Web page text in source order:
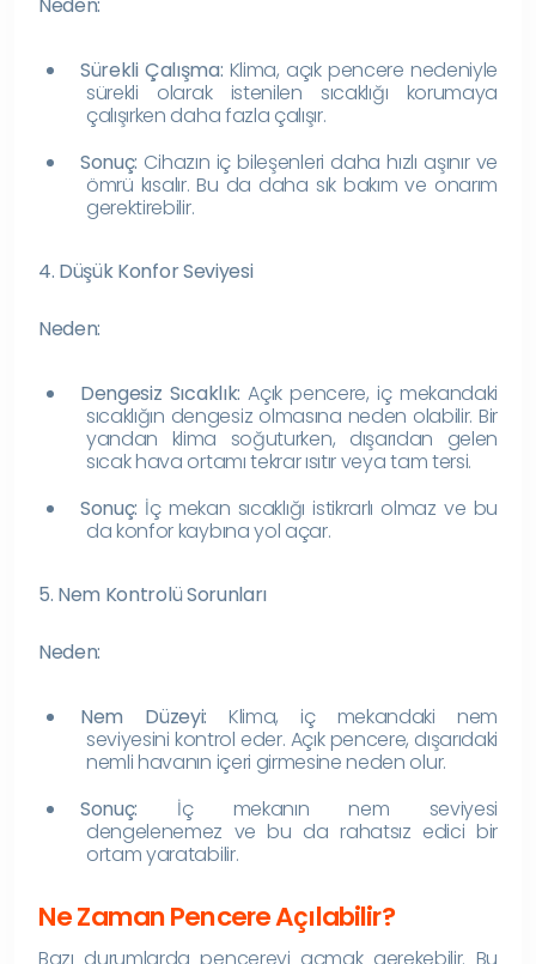
Sürekli Çalışma: Klima, açık pencere nedeniyle
sürekli olarak istenilen sıcaklığı korumaya
çalışırken daha fazla çalışır.
Sonuç: Cihazın iç bileşenleri daha hızlı aşınır ve
ömrü kısalır. Bu da daha sık bakım ve onarım
gerektirebilir.
4. Düşük Konfor Seviyesi
Neden:
Dengesiz Sıcaklık: Açık pencere, iç mekandaki
sıcaklığın dengesiz olmasına neden olabilir. Bir
yandan klima soğuturken, dışarıdan gelen
sıcak hava ortamı tekrar ısıtır veya tam tersi.
Sonuç: İç mekan sıcaklığı istikrarlı olmaz ve bu
da konfor kaybına yol açar.
5. Nem Kontrolü Sorunları
Neden:
Nem Düzeyi: Klima, iç mekandaki nem
seviyesini kontrol eder. Açık pencere, dışarıdaki
nemli havanın içeri girmesine neden olur.
Sonuç: İç mekanın nem seviyesi
dengelenemez ve bu da rahatsız edici bir
ortam yaratabilir.
Ne Zaman Pencere Açılabilir?
Bazı durumlarda pencereyi açmak gerekebilir. Bu